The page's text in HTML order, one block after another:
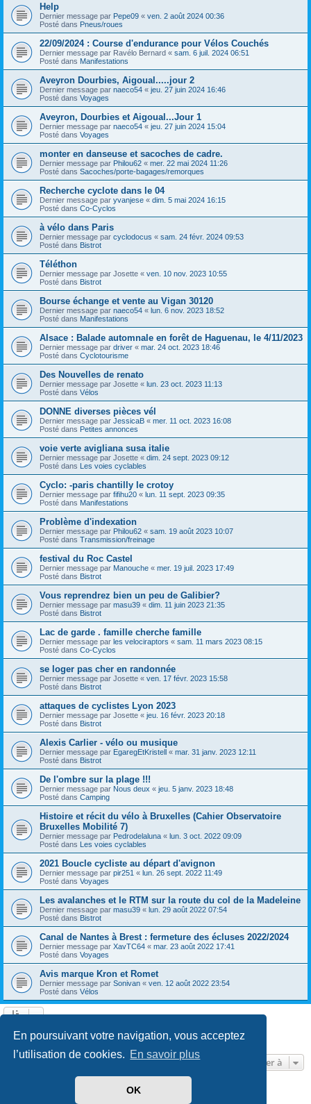
En poursuivant votre navigation, vous acceptez
l’utilisation de cookies. En savoir plus
OK
Help
Dernier message par Pepe09 « ven. 2 août 2024 00:36
Posté dans Pneus/roues
22/09/2024 : Course d'endurance pour Vélos Couchés
Dernier message par Ravélo Bernard « sam. 6 juil. 2024 06:51
Posté dans Manifestations
Aveyron Dourbies, Aigoual.....jour 2
Dernier message par naeco54 « jeu. 27 juin 2024 16:46
Posté dans Voyages
Aveyron, Dourbies et Aigoual...Jour 1
Dernier message par naeco54 « jeu. 27 juin 2024 15:04
Posté dans Voyages
monter en danseuse et sacoches de cadre.
Dernier message par Philou62 « mer. 22 mai 2024 11:26
Posté dans Sacoches/porte-bagages/remorques
Recherche cyclote dans le 04
Dernier message par yvanjese « dim. 5 mai 2024 16:15
Posté dans Co-Cyclos
à vélo dans Paris
Dernier message par cyclodocus « sam. 24 févr. 2024 09:53
Posté dans Bistrot
Téléthon
Dernier message par Josette « ven. 10 nov. 2023 10:55
Posté dans Bistrot
Bourse échange et vente au Vigan 30120
Dernier message par naeco54 « lun. 6 nov. 2023 18:52
Posté dans Manifestations
Alsace : Balade automnale en forêt de Haguenau, le 4/11/2023
Dernier message par driver « mar. 24 oct. 2023 18:46
Posté dans Cyclotourisme
Des Nouvelles de renato
Dernier message par Josette « lun. 23 oct. 2023 11:13
Posté dans Vélos
DONNE diverses pièces vél
Dernier message par JessicaB « mer. 11 oct. 2023 16:08
Posté dans Petites annonces
voie verte avigliana susa italie
Dernier message par Josette « dim. 24 sept. 2023 09:12
Posté dans Les voies cyclables
Cyclo: -paris chantilly le crotoy
Dernier message par fifihu20 « lun. 11 sept. 2023 09:35
Posté dans Manifestations
Problème d'indexation
Dernier message par Philou62 « sam. 19 août 2023 10:07
Posté dans Transmission/freinage
festival du Roc Castel
Dernier message par Manouche « mer. 19 juil. 2023 17:49
Posté dans Bistrot
Vous reprendrez bien un peu de Galibier?
Dernier message par masu39 « dim. 11 juin 2023 21:35
Posté dans Bistrot
Lac de garde . famille cherche famille
Dernier message par les velociraptors « sam. 11 mars 2023 08:15
Posté dans Co-Cyclos
se loger pas cher en randonnée
Dernier message par Josette « ven. 17 févr. 2023 15:58
Posté dans Bistrot
attaques de cyclistes Lyon 2023
Dernier message par Josette « jeu. 16 févr. 2023 20:18
Posté dans Bistrot
Alexis Carlier - vélo ou musique
Dernier message par EgaregEtKristell « mar. 31 janv. 2023 12:11
Posté dans Bistrot
De l'ombre sur la plage !!!
Dernier message par Nous deux « jeu. 5 janv. 2023 18:48
Posté dans Camping
Histoire et récit du vélo à Bruxelles (Cahier Observatoire
Bruxelles Mobilité 7)
Dernier message par Pedrodelaluna « lun. 3 oct. 2022 09:09
Posté dans Les voies cyclables
2021 Boucle cycliste au départ d'avignon
Dernier message par pir251 « lun. 26 sept. 2022 11:49
Posté dans Voyages
Les avalanches et le RTM sur la route du col de la Madeleine
Dernier message par masu39 « lun. 29 août 2022 07:54
Posté dans Bistrot
Canal de Nantes à Brest : fermeture des écluses 2022/2024
Dernier message par XavTC64 « mar. 23 août 2022 17:41
Posté dans Voyages
Avis marque Kron et Romet
Dernier message par Sonivan « ven. 12 août 2022 23:54
Posté dans Vélos
602 résultats trouvés Page1sur13
1 2 3 4 5 … 13
Aller à
phpBB ® Forum Software © phpBB Limited
phpBB-fr.com